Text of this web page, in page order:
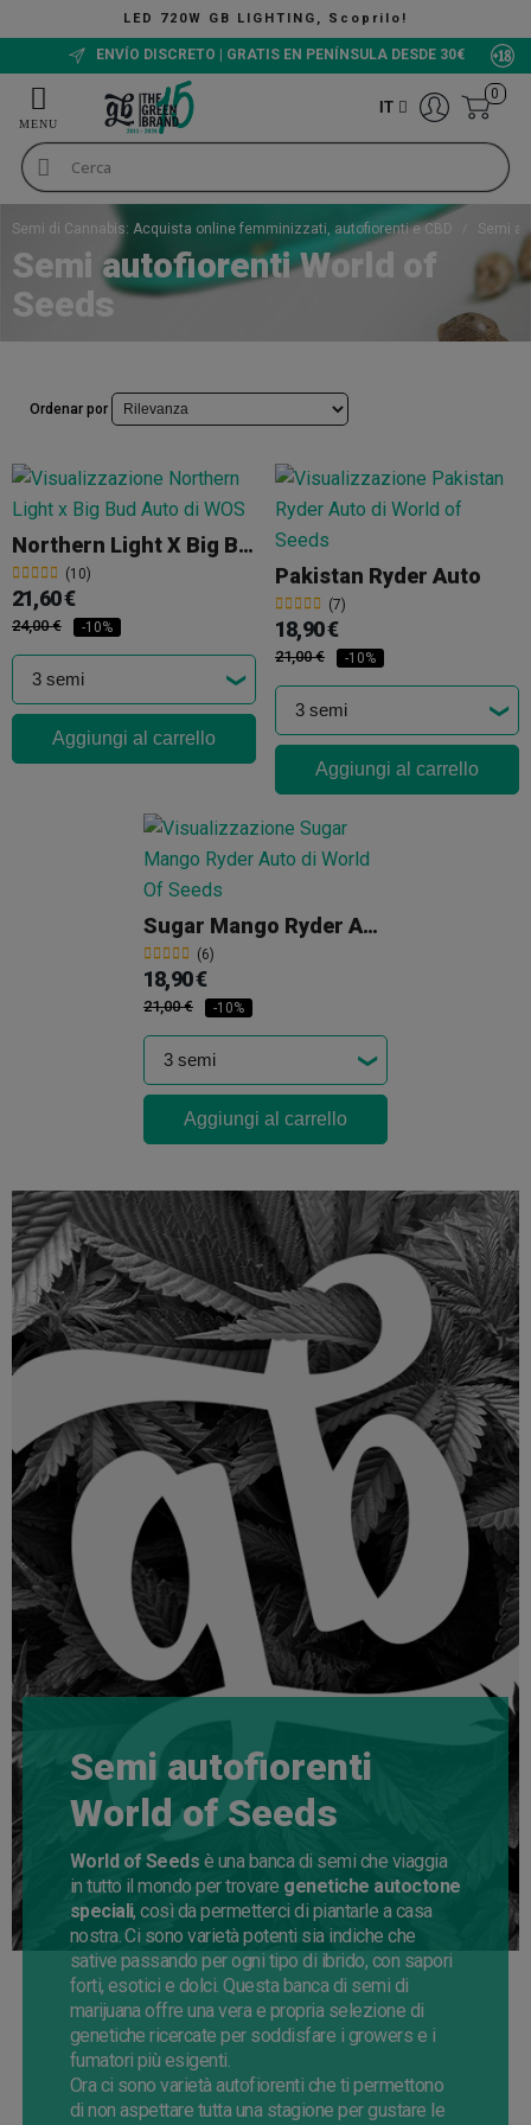
LED 720W GB LIGHTING, Scoprilo!
ENVÍO DISCRETO | GRATIS EN PENÍNSULA DESDE 30€
IT
0
Semi di Cannabis: Acquista online femminizzati, autofiorenti e CBD Semi
Semi autofiorenti World of
Seeds
Ordenar por
Northern Light X Big Bud Auto
(10)
21,60 €
24,00 € -10%
Aggiungi al carrello
Pakistan Ryder Auto
(7)
18,90 €
21,00 € -10%
Aggiungi al carrello
Sugar Mango Ryder Auto
(6)
18,90 €
21,00 € -10%
Aggiungi al carrello
Semi autofiorenti
World of Seeds
World of Seeds è una banca di semi che viaggia
in tutto il mondo per trovare genetiche autoctone
speciali, così da permetterci di piantarle a casa
nostra. Ci sono varietà potenti sia indiche che
sative passando per ogni tipo di ibrido, con sapori
forti, esotici e dolci. Questa banca di semi di
marijuana offre una vera e propria selezione di
genetiche ricercate per soddisfare i growers e i
fumatori più esigenti.
Ora ci sono varietà autofiorenti che ti permettono
di non aspettare tutta una stagione per gustare le